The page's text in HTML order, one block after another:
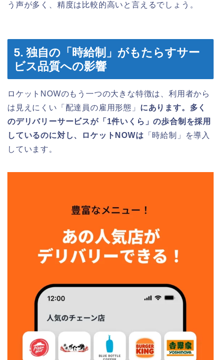
う声が多く、精度は比較的高いと言えるでしょう。
5. 独自の「時給制」がもたらすサー
ビス品質への影響
ロケットNOWのもう一つの大きな特徴は、利用者から
は見えにくい「配達員の雇用形態」 にあります。多く
のデリバリーサービスが「1件いくら」の歩合制を採用
しているのに対し、ロケットNOWは 「時給制」を導入
しています。